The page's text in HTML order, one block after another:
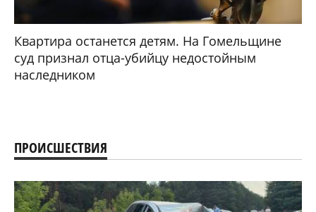
Квартира останется детям. На Гомельщине
суд признал отца-убийцу недостойным
наследником
ПРОИСШЕСТВИЯ